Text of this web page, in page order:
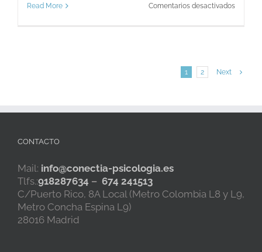
Read More Comentarios desactivadosen
1 2 Next
CONTACTO
Mail: info@conectia-psicologia.es
Tlfs.:918287634 – 674 241513
C/Puerto Rico, 8A Local (Metro Colombia L8 y L9,
Metro Concha Espina L9)
28016 Madrid